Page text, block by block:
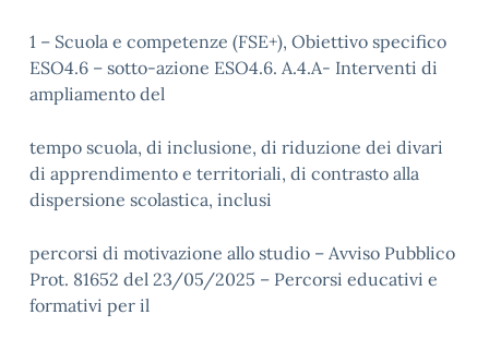
1 – Scuola e competenze (FSE+), Obiettivo specifico
ESO4.6 – sotto-azione ESO4.6. A.4.A- Interventi di
ampliamento del
tempo scuola, di inclusione, di riduzione dei divari
di apprendimento e territoriali, di contrasto alla
dispersione scolastica, inclusi
percorsi di motivazione allo studio – Avviso Pubblico
Prot. 81652 del 23/05/2025 – Percorsi educativi e
formativi per il